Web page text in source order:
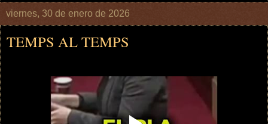
viernes, 30 de enero de 2026
TEMPS AL TEMPS